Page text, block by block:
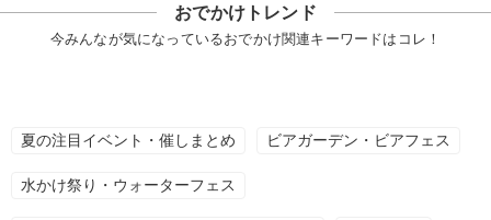
おでかけトレンド
今みんなが気になっているおでかけ関連キーワードはコレ！
夏の注目イベント・催しまとめ ビアガーデン・ビアフェス
水かけ祭り・ウォーターフェス